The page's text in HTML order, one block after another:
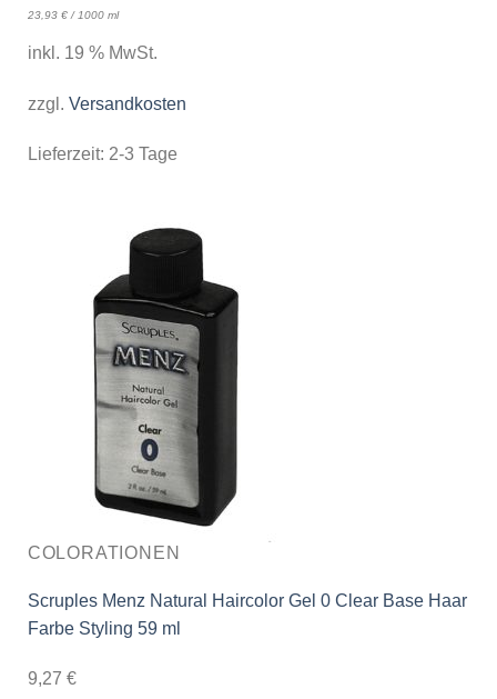
23,93 €/ 1000 ml
inkl. 19 % MwSt.
zzgl. Versandkosten
Lieferzeit: 2-3 Tage
COLORATIONEN
Scruples Menz Natural Haircolor Gel 0 Clear Base Haar
Farbe Styling 59 ml
9,27 €